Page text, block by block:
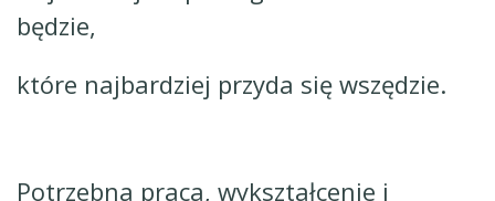
będzie,
które najbardziej przyda się wszędzie.
Potrzebna praca, wykształcenie i